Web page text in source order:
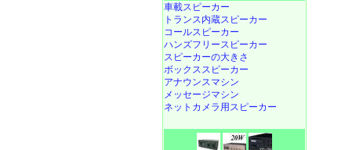
車載スピーカー
トランス内蔵スピーカー
コールスピーカー
ハンズフリースピーカー
スピーカーの大きさ
ボックススピーカー
アナウンスマシン
メッセージマシン
ネットカメラ用スピーカー